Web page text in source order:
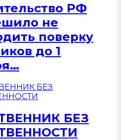
РФ
не
поверку
до 1
БЕЗ